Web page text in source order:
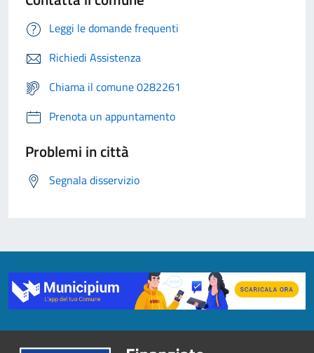
Leggi le domande frequenti
Richiedi Assistenza
Chiama il comune 0282261
Prenota un appuntamento
Problemi in città
Segnala disservizio